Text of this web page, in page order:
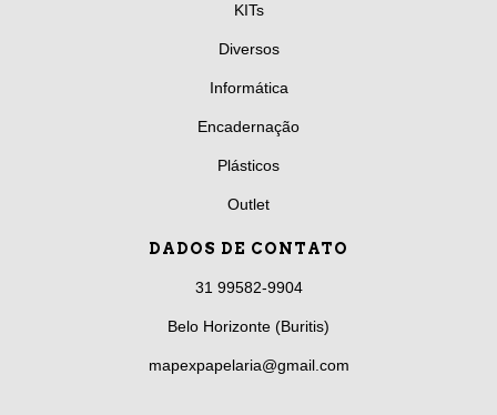
KITs
Diversos
Informática
Encadernação
Plásticos
Outlet
DADOS DE CONTATO
31 99582-9904
Belo Horizonte (Buritis)
mapexpapelaria@gmail.com